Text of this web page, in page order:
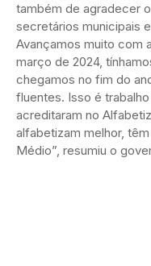
também de agradecer
secretários municipais
Avançamos muito com
março de 2024,
chegamos no fim do
fluentes. Isso é
acreditaram no
alfabetizam melhor,
Médio”, resumiu o